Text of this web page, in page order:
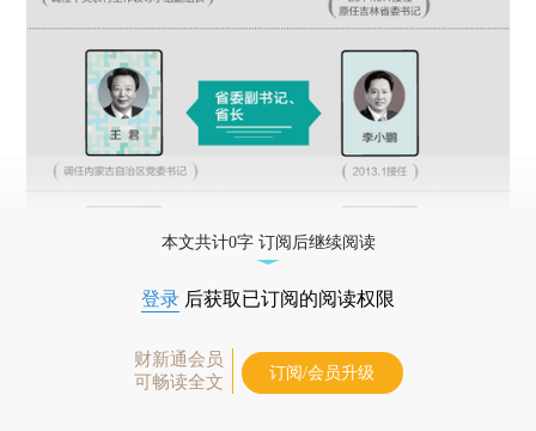
本文共计0字 订阅后继续阅读
登录 后获取已订阅的阅读权限
财新通会员
可畅读全文
订阅/会员升级